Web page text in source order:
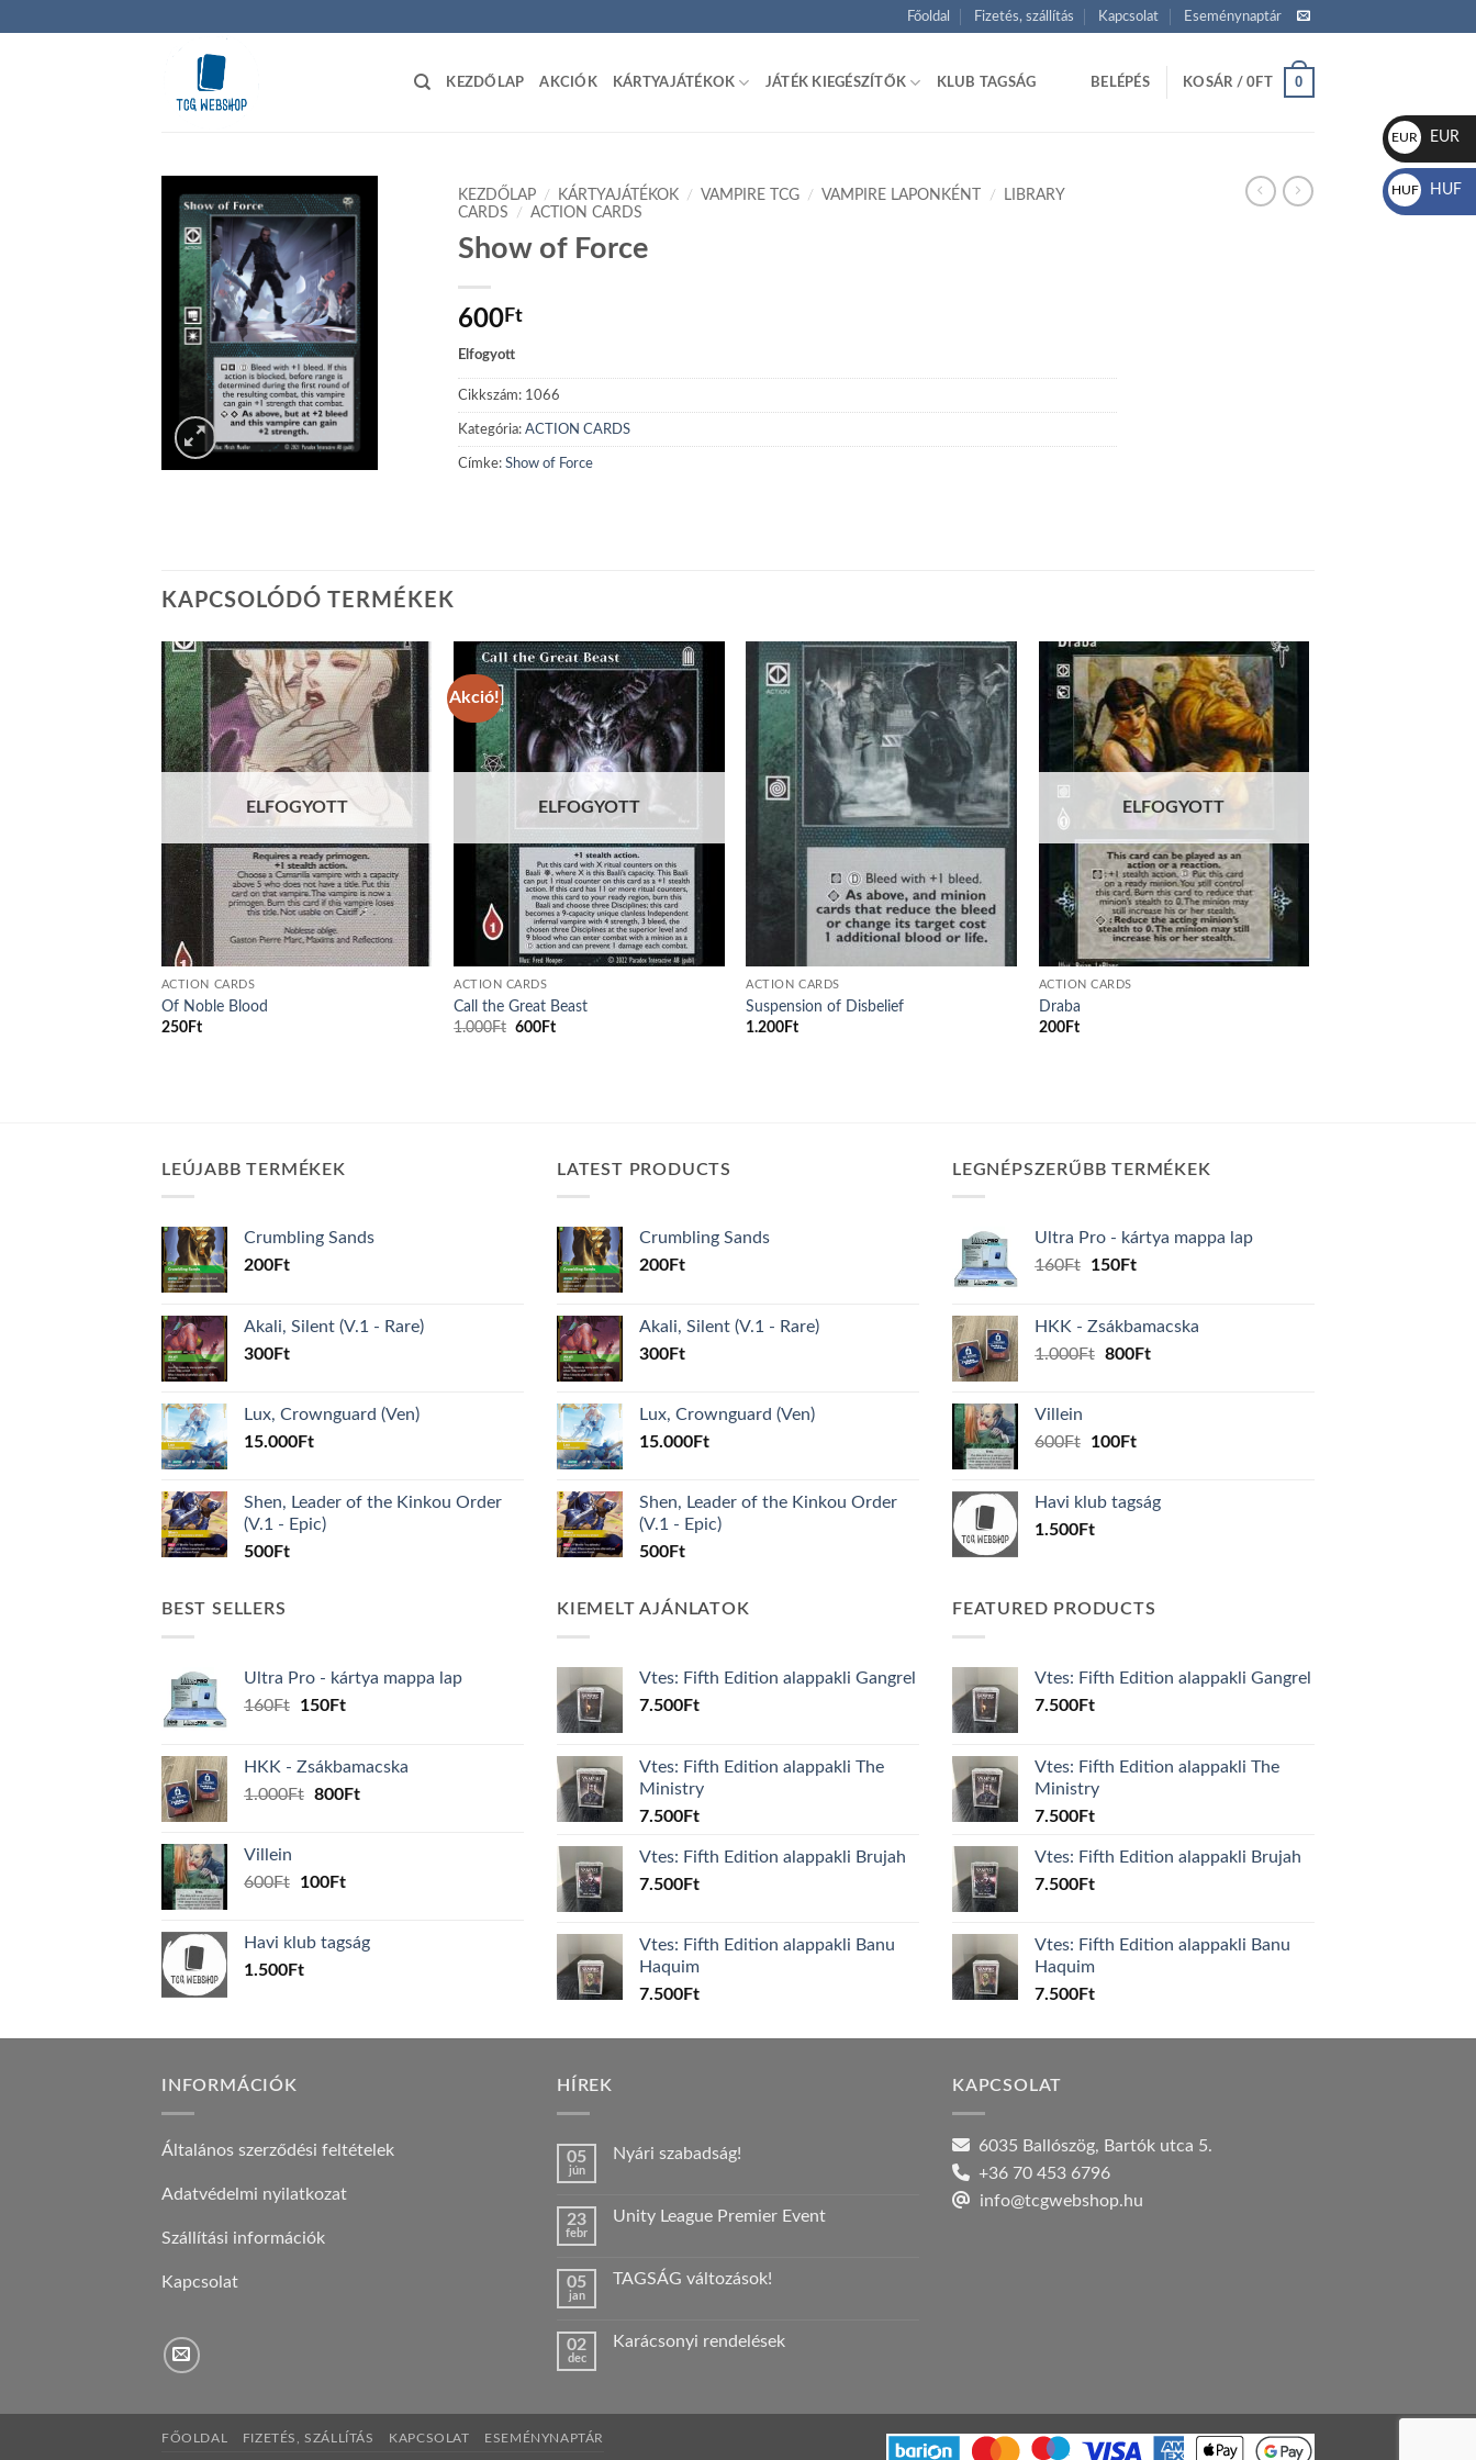
Főoldal Fizetés, szállítás Kapcsolat Eseménynaptár
KEZDŐLAP AKCIÓK KÁRTYAJÁTÉKOK JÁTÉK KIEGÉSZÍTŐK KLUB TAGSÁG BELÉPÉS KOSÁR /0FT 0
Add to
wishlist
KEZDŐLAP / KÁRTYAJÁTÉKOK / VAMPIRE TCG / VAMPIRE LAPONKÉNT /
LIBRARY
CARDS
/ ACTION CARDS
Show of Force
600Ft
Elfogyott
Cikkszám: 1066
Kategória: ACTION CARDS
Címke: Show of Force
KAPCSOLÓDÓ TERMÉKEK
Add to
wishlist
ELFOGYOTT
ACTION CARDS
Of Noble Blood
250Ft
Akció!
Add to
wishlist
ELFOGYOTT
ACTION CARDS
Call the Great Beast
1.000Ft Original
600 FtCurrent
Add to
wishlist
ACTION CARDS
Suspension of Disbelief
1.200 Ft
Add to
wishlist
ELFOGYOTT
ACTION CARDS
Draba
200Ft
LEÚJABB TERMÉKEK
Crumbling Sands
200Ft
Akali, Silent (V.1 - Rare)
300Ft
Lux, Crownguard (Ven)
15.000Ft
Shen, Leader of the Kinkou Order
(V.1 - Epic)
500Ft
LATEST PRODUCTS
Crumbling Sands
200Ft
Akali, Silent (V.1 - Rare)
300Ft
Lux, Crownguard (Ven)
15.000Ft
Shen, Leader of the Kinkou Order
(V.1 - Epic)
500Ft
LEGNÉPSZERŰBB TERMÉKEK
Ultra Pro - kártya mappa lap
160Ft
Original
160Ft.
150FtCurrent
150Ft.
HKK - Zsákbamacska
1.000Ft Original
800FtCurrent
Villein
600Ft
Original
600Ft.
100FtCurrent
100Ft.
Havi klub tagság
1.500Ft
BEST SELLERS
Ultra Pro - kártya mappa lap
160Ft
Original
160Ft.
150FtCurrent
150Ft.
HKK - Zsákbamacska
1.000Ft Original
800FtCurrent
Villein
600Ft
Original
600Ft.
100FtCurrent
100Ft.
Havi klub tagság
1.500Ft
KIEMELT AJÁNLATOK
Vtes: Fifth Edition alappakli Gangrel
7.500Ft
Vtes: Fifth Edition alappakli The
Ministry
7.500Ft
Vtes: Fifth Edition alappakli Brujah
7.500Ft
Vtes: Fifth Edition alappakli Banu
Haquim
7.500Ft
FEATURED PRODUCTS
Vtes: Fifth Edition alappakli Gangrel
7.500Ft
Vtes: Fifth Edition alappakli The
Ministry
7.500Ft
Vtes: Fifth Edition alappakli Brujah
7.500Ft
Vtes: Fifth Edition alappakli Banu
Haquim
7.500Ft
INFORMÁCIÓK
Általános szerződési feltételek
Adatvédelmi nyilatkozat
Szállítási információk
Kapcsolat
HÍREK
05
jún
Nyári szabadság!
Nyári
23
febr
Unity League Premier Event
Unity
bejegyzéshez
05
jan
TAGSÁG változások!
TAGSÁG
02
dec
Karácsonyi rendelések
KAPCSOLAT
6035 Ballószög, Bartók utca 5.
+36 70 453 6796
info@tcgwebshop.hu
FŐOLDAL FIZETÉS, SZÁLLÍTÁS KAPCSOLAT ESEMÉNYNAPTÁR
EUR
€
EUR
HUF
Ft
HUF